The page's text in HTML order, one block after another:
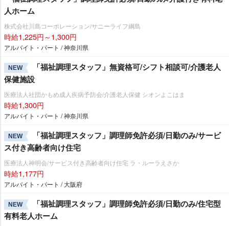
人ホーム
株式会社川島コーポレーション/サニーライフ綱島
時給1,225円～1,300円
アルバイト・パート / 神奈川県
NEW
「福祉調理スタッフ」無資格可/シフト相談可/介護老人
保健施設
医療法人社団かもめ成人疾病予防会/介護老人保健 シオンよこはま
時給1,300円
アルバイト・パート / 神奈川県
NEW
「福祉調理スタッフ」調理師免許必須/日勤のみ/サービ
ス付き高齢者向け住宅
医療法人神明会/サービス付き高齢者向け住宅 ラ・ルーラえさか
時給1,177円
アルバイト・パート / 大阪府
NEW
「福祉調理スタッフ」調理師免許必須/日勤のみ/住宅型
有料老人ホーム